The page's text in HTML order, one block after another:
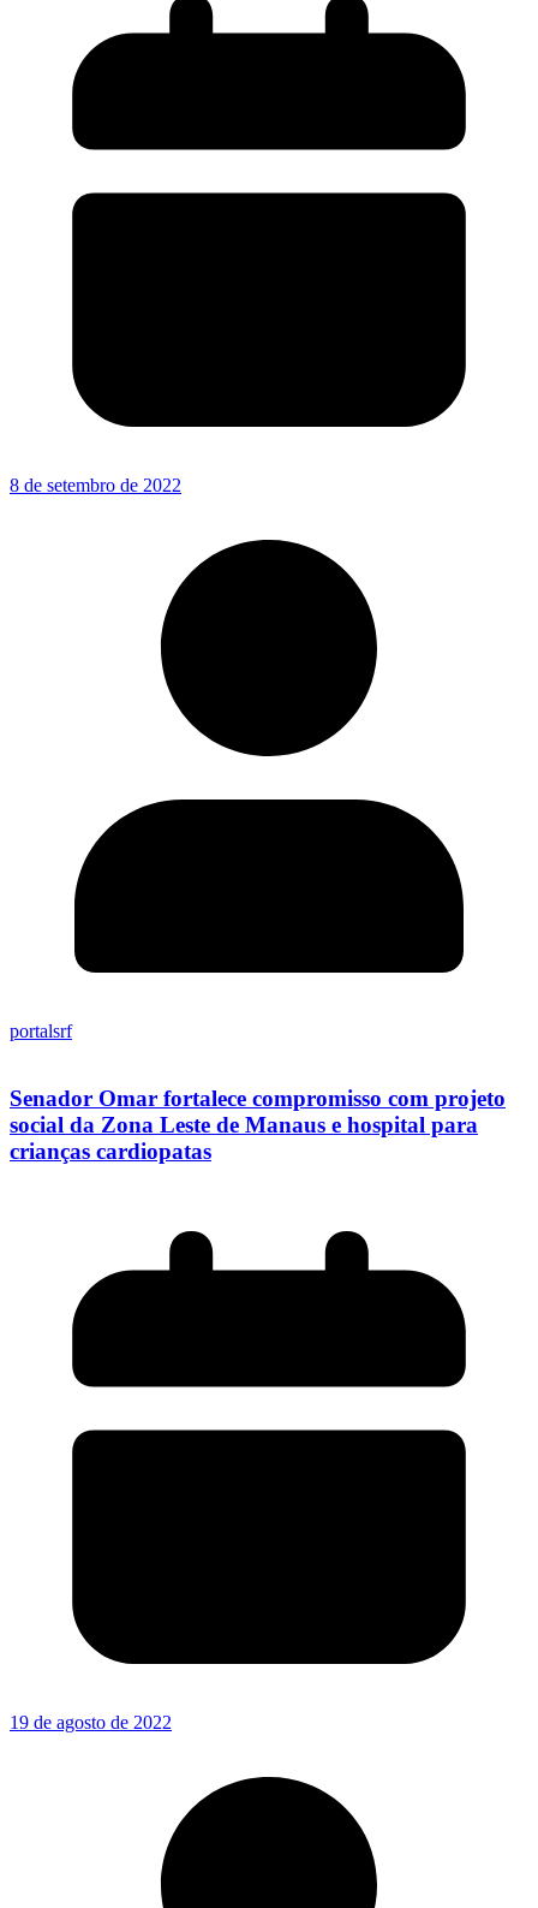
8 de setembro de 2022
portalsrf
Senador Omar fortalece compromisso com projeto
social da Zona Leste de Manaus e hospital para
crianças cardiopatas
19 de agosto de 2022